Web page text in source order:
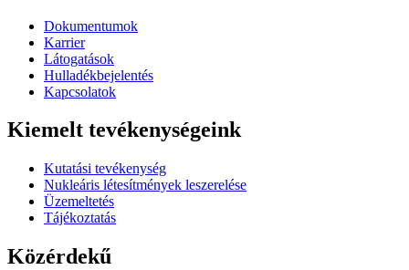
Dokumentumok
Karrier
Látogatások
Hulladékbejelentés
Kapcsolatok
Kiemelt tevékenységeink
Kutatási tevékenység
Nukleáris létesítmények leszerelése
Üzemeltetés
Tájékoztatás
Közérdekű